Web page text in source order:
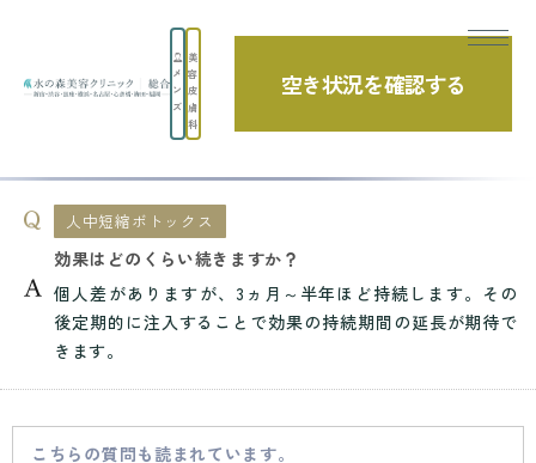
メ
ン
ズ
美
容
皮
膚
科
空き状況を確認する
TOP よくあるご質問 効果はどのくらい続きますか？
人中短縮ボトックス
効果はどのくらい続きますか？
個人差がありますが、3ヵ月～半年ほど持続します。その
後定期的に注入することで効果の持続期間の延長が期待で
きます。
こちらの質問も読まれています。